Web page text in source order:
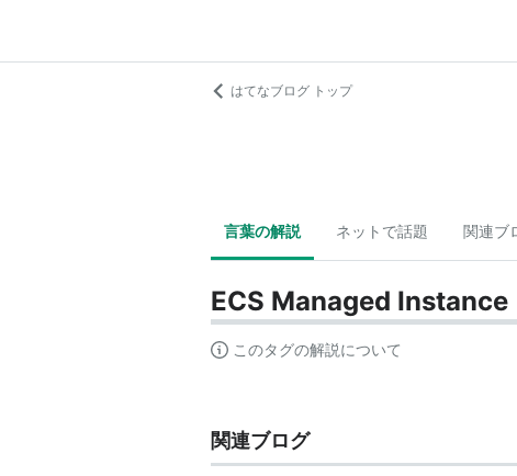
はてなブログ トップ
言葉の解説 ネットで話題 関連ブ
ECS Managed Instance
このタグの解説について
関連ブログ